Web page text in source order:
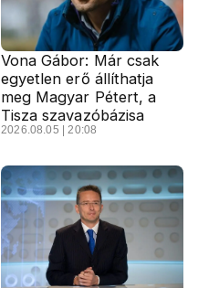
Vona Gábor: Már csak
egyetlen erő állíthatja
meg Magyar Pétert, a
Tisza szavazóbázisa
2026.08.05 | 20:08